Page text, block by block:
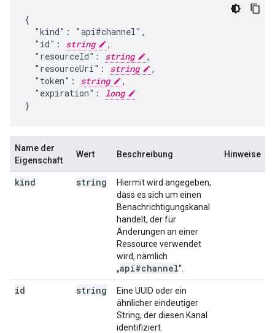
{
  "kind": "api#channel",
  "id":
string
,
  "resourceId":
string
,
  "resourceUri":
string
,
  "token":
string
,
  "expiration":
long
}
Name der
Eigenschaft
Wert Beschreibung Hinweise
kind string
Hiermit wird angegeben,
dass es sich um einen
Benachrichtigungskanal
handelt, der für
Änderungen an einer
Ressource verwendet
wird, nämlich
„api#channel“.
id string
Eine UUID oder ein
ähnlicher eindeutiger
String, der diesen Kanal
identifiziert.